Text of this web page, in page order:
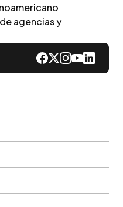
agencias y